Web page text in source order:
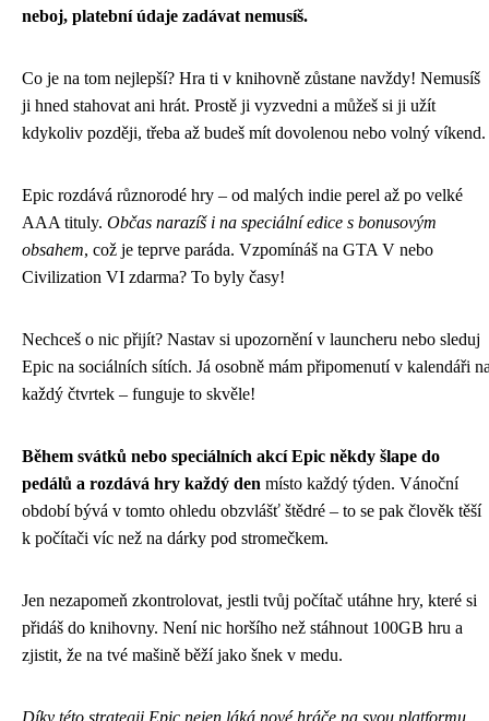
neboj, platební údaje zadávat nemusíš.
Co je na tom nejlepší? Hra ti v knihovně zůstane navždy! Nemusíš
ji hned stahovat ani hrát. Prostě ji vyzvedni a můžeš si ji užít
kdykoliv později, třeba až budeš mít dovolenou nebo volný víkend.
Epic rozdává různorodé hry – od malých indie perel až po velké
AAA tituly. Občas narazíš i na speciální edice s bonusovým
obsahem, což je teprve paráda. Vzpomínáš na GTA V nebo
Civilization VI zdarma? To byly časy!
Nechceš o nic přijít? Nastav si upozornění v launcheru nebo sleduj
Epic na sociálních sítích. Já osobně mám připomenutí v kalendáři
každý čtvrtek – funguje to skvěle!
Během svátků nebo speciálních akcí Epic někdy šlape do
pedálů a rozdává hry každý den místo každý týden. Vánoční
období bývá v tomto ohledu obzvlášť štědré – to se pak člověk těší
k počítači víc než na dárky pod stromečkem.
Jen nezapomeň zkontrolovat, jestli tvůj počítač utáhne hry, které si
přidáš do knihovny. Není nic horšího než stáhnout 100GB hru a
zjistit, že na tvé mašině běží jako šnek v medu.
Díky této strategii Epic nejen láká nové hráče na svou platformu,